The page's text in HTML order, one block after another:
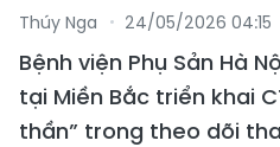
Thúy Nga 24/05/2026 04:15
Bệnh viện Phụ Sản Hà
tại Miền Bắc triển khai
thần” trong theo dõi